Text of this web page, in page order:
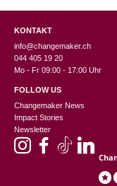
KONTAKT
info@changemaker.ch
044 405 19 20
Mo - Fr 09:00 - 17:00 Uhr
FOLLOW US
Changemaker News
Impact Stories
Newsletter